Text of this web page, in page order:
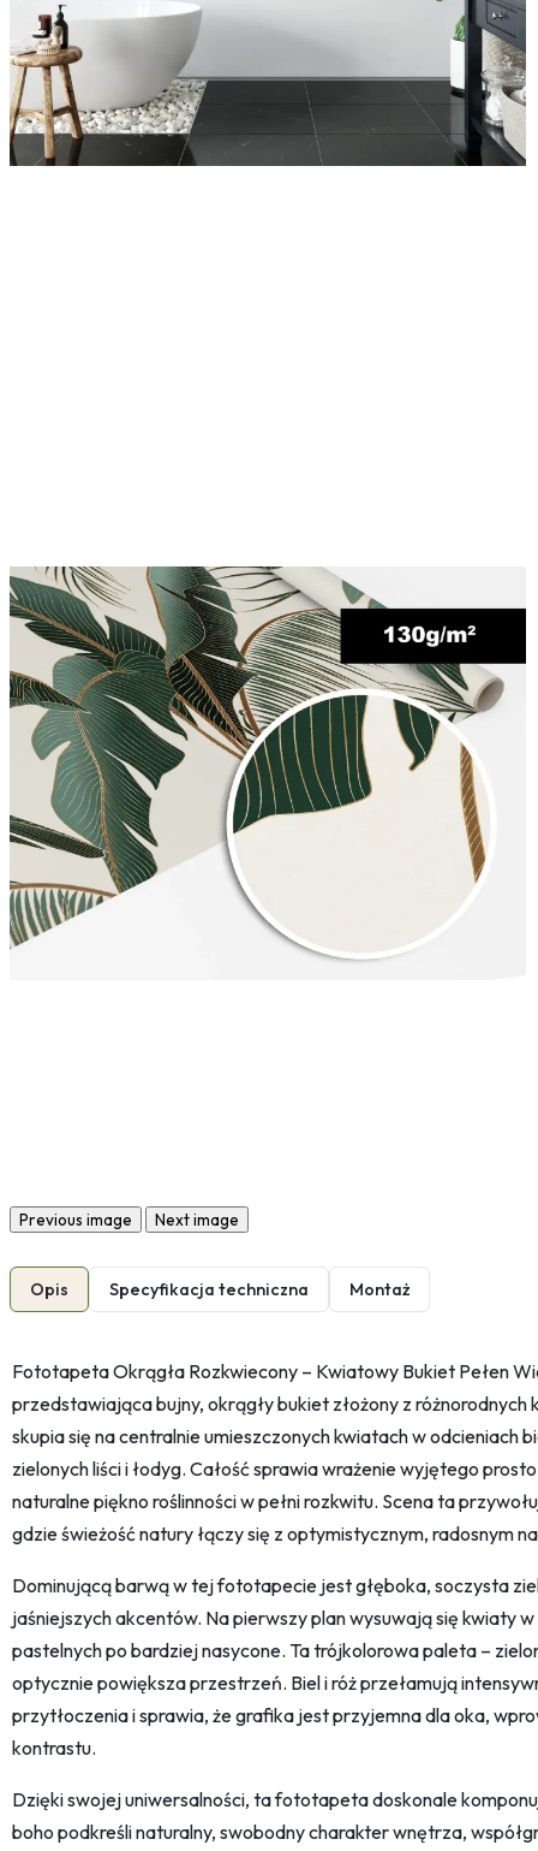
Previous image Next image
Opis Specyfikacja techniczna Montaż
Fototapeta Okrągła Rozkwiecony – Kwiatowy Bukiet Pełen
przedstawiająca bujny, okrągły bukiet złożony z
skupia się na centralnie umieszczonych kwiatach w odcieniach
zielonych liści i łodyg. Całość sprawia wrażenie wyjętego
naturalne piękno roślinności w pełni rozkwitu. Scena ta
gdzie świeżość natury łączy się z optymistycznym, radosnym
Dominującą barwą w tej fototapecie jest głęboka, soczysta
jaśniejszych akcentów. Na pierwszy plan wysuwają się kwiaty
pastelnych po bardziej nasycone. Ta trójkolorowa paleta –
optycznie powiększa przestrzeń. Biel i róż przełamują
przytłoczenia i sprawia, że grafika jest przyjemna dla oka,
kontrastu.
Dzięki swojej uniwersalności, ta fototapeta doskonale
boho podkreśli naturalny, swobodny charakter wnętrza,